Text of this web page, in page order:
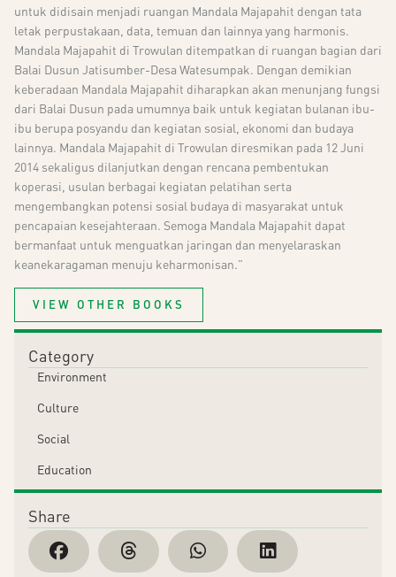
Category
Environment
Culture
Social
Education
Share
untuk didisain menjadi ruangan Mandala Majapahit dengan tata
letak perpustakaan, data, temuan dan lainnya yang harmonis.
Mandala Majapahit di Trowulan ditempatkan di ruangan bagian dari
Balai Dusun Jatisumber-Desa Watesumpak. Dengan demikian
keberadaan Mandala Majapahit diharapkan akan menunjang fungsi
dari Balai Dusun pada umumnya baik untuk kegiatan bulanan ibu-
ibu berupa posyandu dan kegiatan sosial, ekonomi dan budaya
lainnya. Mandala Majapahit di Trowulan diresmikan pada 12 Juni
2014 sekaligus dilanjutkan dengan rencana pembentukan
koperasi, usulan berbagai kegiatan pelatihan serta
mengembangkan potensi sosial budaya di masyarakat untuk
pencapaian kesejahteraan. Semoga Mandala Majapahit dapat
bermanfaat untuk menguatkan jaringan dan menyelaraskan
keanekaragaman menuju keharmonisan.”
VIEW OTHER BOOKS